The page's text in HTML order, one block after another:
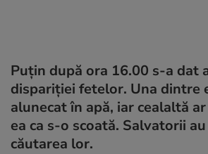
Puțin după ora 16.00 s-a dat
dispariției fetelor. Una dintre
alunecat în apă, iar cealaltă
ea ca s-o scoată. Salvatorii
căutarea lor.